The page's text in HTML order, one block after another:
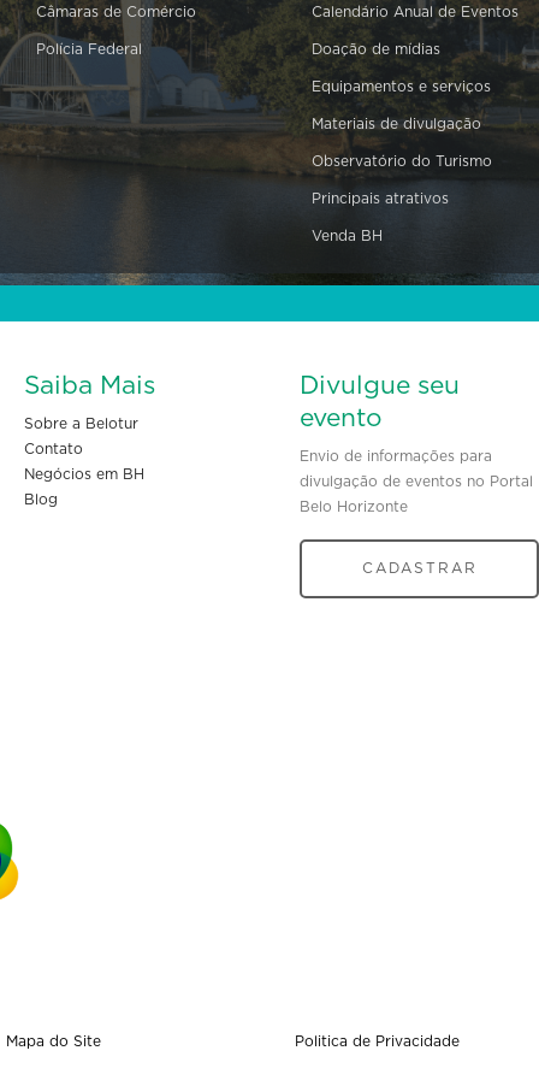
Câmaras de Comércio
Polícia Federal
Calendário Anual de Eventos
Doação de mídias
Equipamentos e serviços
Materiais de divulgação
Observatório do Turismo
Principais atrativos
Venda BH
Saiba Mais
Sobre a Belotur
Contato
Negócios em BH
Blog
Divulgue seu
evento
Envio de informações para
divulgação de eventos no Portal
Belo Horizonte
CADASTRAR
Mapa do Site Politica de Privacidade